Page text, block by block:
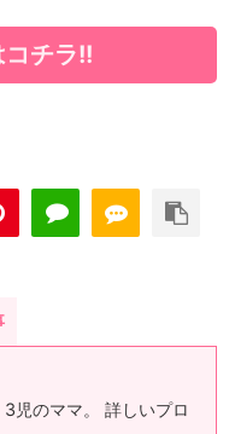
チラ!!
児のママ。 詳しいプロ